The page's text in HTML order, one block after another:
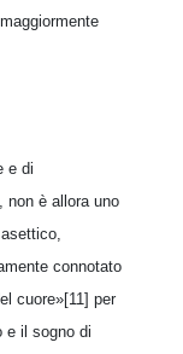
e di
non è allora uno
connotato
cuore»[11] per
e il sogno di